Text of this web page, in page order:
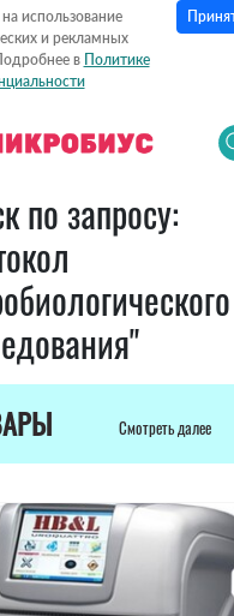
использование
и рекламных
в Политике
по запросу:
Смотреть далее